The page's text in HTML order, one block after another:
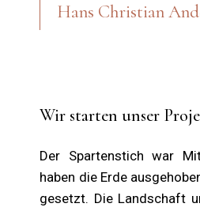
Hans Christian
Wir starten unser
Der Spartenstich war
haben die Erde
gesetzt. Die Landschaft